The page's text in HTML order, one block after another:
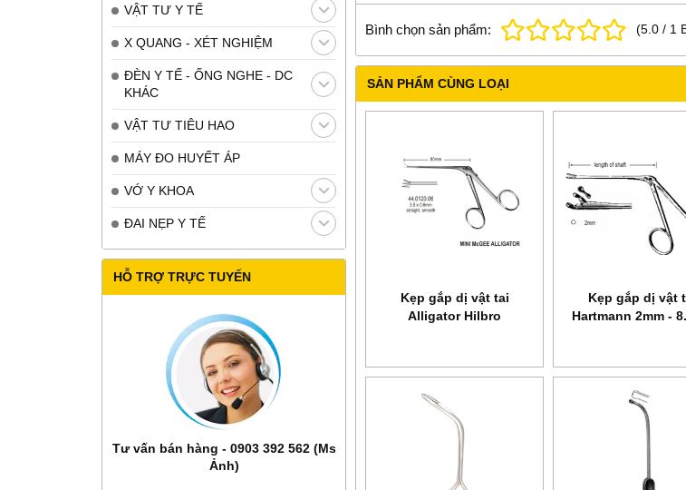
VẬT TƯ Y TẾ
X QUANG - XÉT NGHIỆM
ĐÈN Y TẾ - ỐNG NGHE - DC
KHÁC
VẬT TƯ TIÊU HAO
MÁY ĐO HUYẾT ÁP
VỚ Y KHOA
ĐAI NẸP Y TẾ
HỖ TRỢ TRỰC TUYẾN
Tư vấn bán hàng - 0903 392 562 (Ms
Ảnh)
Bình chọn sản phẩm: (5.0 / 1
SẢN PHẨM CÙNG LOẠI
Kẹp gắp dị vật tai
Alligator Hilbro
Kẹp gắp dị vật
Hartmann 2mm -